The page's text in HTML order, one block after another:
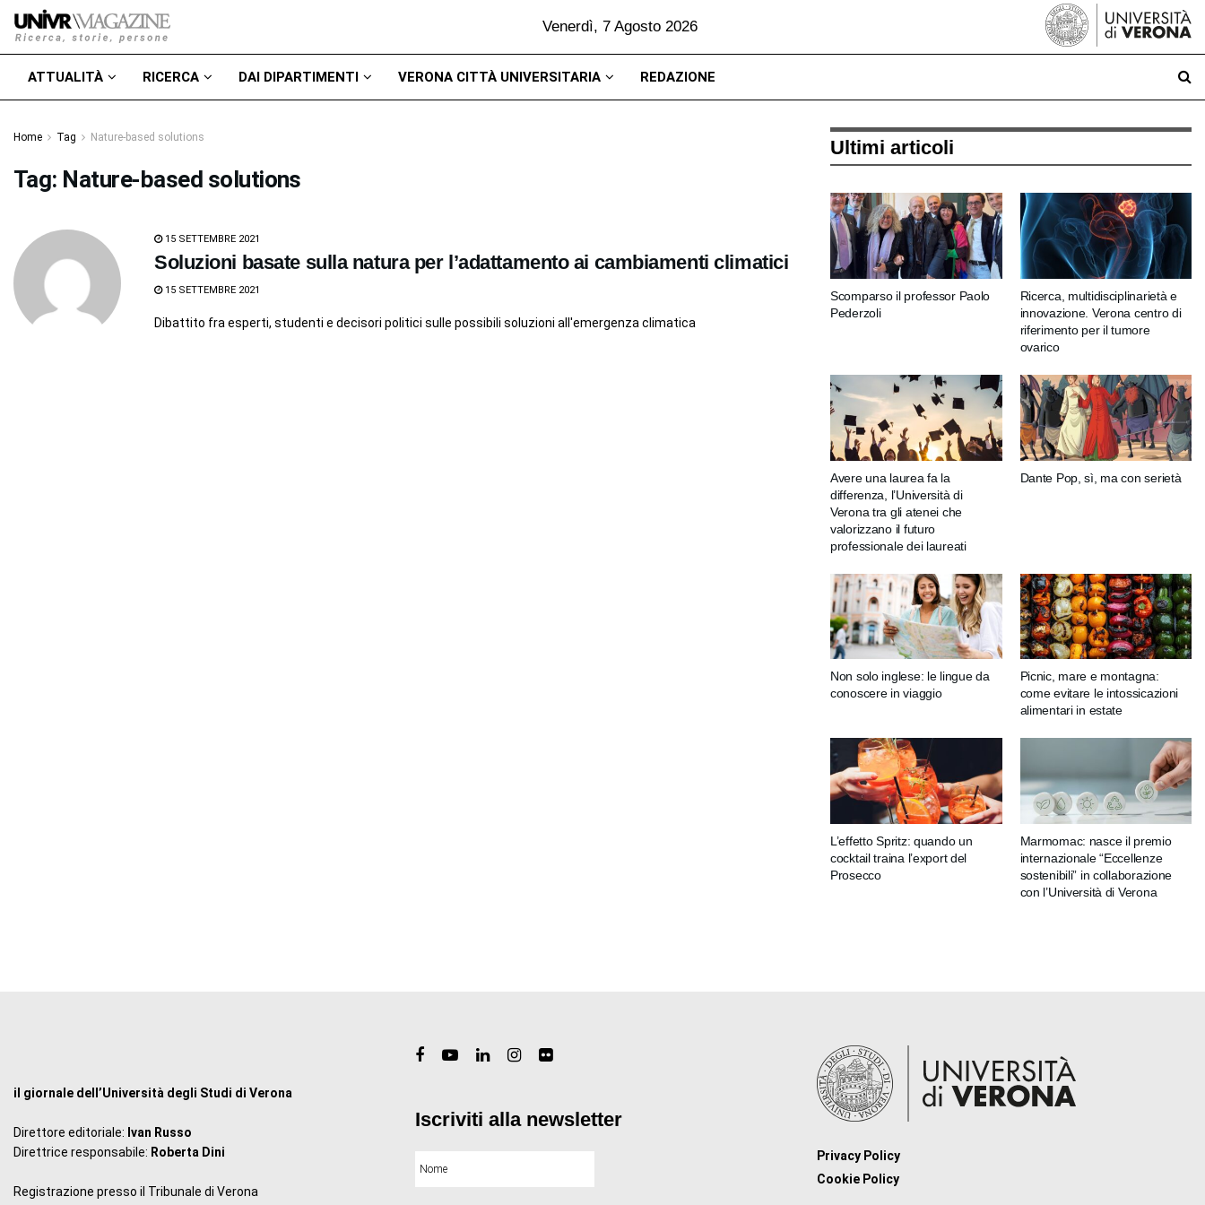
Venerdì, 7 Agosto 2026
ATTUALITÀ RICERCA DAI DIPARTIMENTI VERONA CITTÀ UNIVERSITARIA REDAZIONE
Home Tag Nature-based solutions
Tag: Nature-based solutions
15 SETTEMBRE 2021
Soluzioni basate sulla natura per l’adattamento ai cambiamenti climatici
15 SETTEMBRE 2021
Dibattito fra esperti, studenti e decisori politici sulle possibili soluzioni all'emergenza climatica
Ultimi articoli
Scomparso il professor Paolo
Pederzoli
Ricerca, multidisciplinarietà e
innovazione. Verona centro di
riferimento per il tumore
ovarico
Avere una laurea fa la
differenza, l’Università di
Verona tra gli atenei che
valorizzano il futuro
professionale dei laureati
Dante Pop, sì, ma con serietà
Non solo inglese: le lingue da
conoscere in viaggio
Picnic, mare e montagna:
come evitare le intossicazioni
alimentari in estate
L’effetto Spritz: quando un
cocktail traina l’export del
Prosecco
Marmomac: nasce il premio
internazionale “Eccellenze
sostenibili” in collaborazione
con l’Università di Verona
il giornale dell’Università degli Studi di Verona
Direttore editoriale: Ivan Russo
Direttrice responsabile: Roberta Dini
Registrazione presso il Tribunale di Verona
Iscriviti alla newsletter
Privacy Policy
Cookie Policy